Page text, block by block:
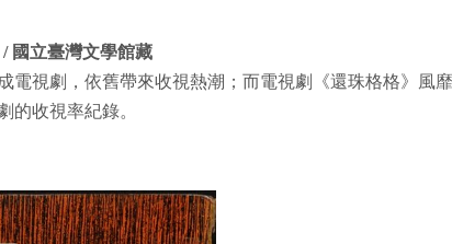
國立臺灣文學館藏
電視劇，依舊帶來收視熱潮；而電視劇《還珠格格》風
的收視率紀錄。